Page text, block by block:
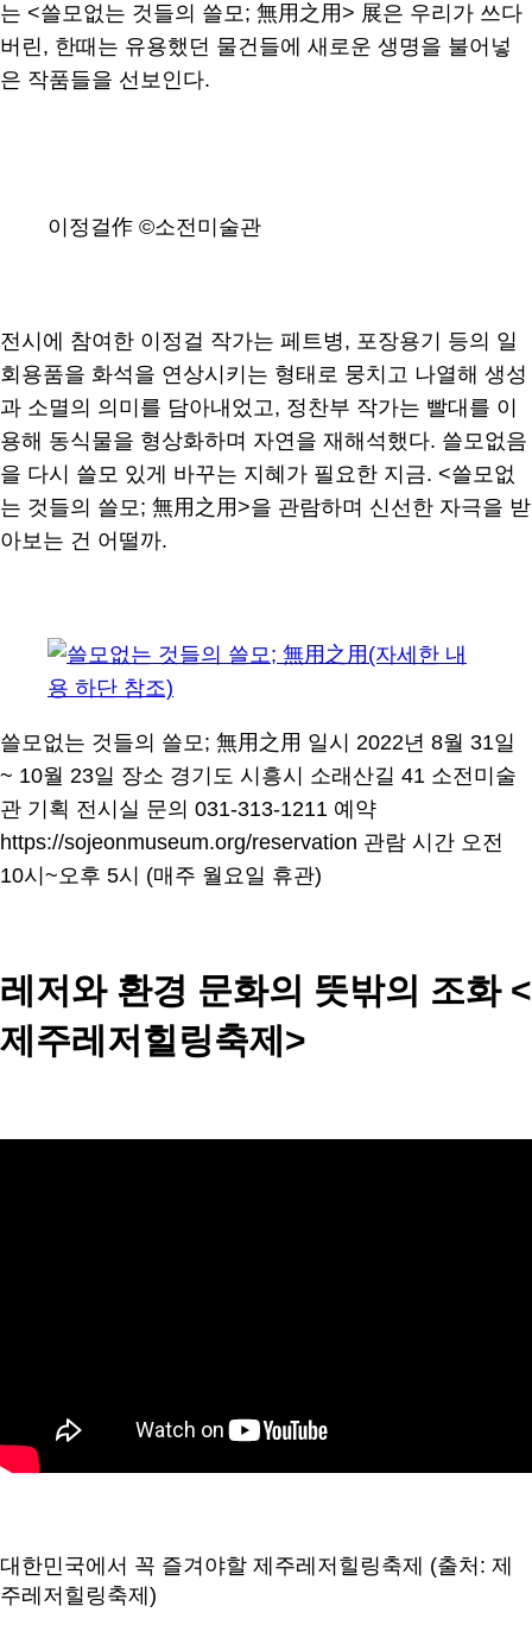
는 <쓸모없는 것들의 쓸모; 無用之用> 展은 우리가 쓰다
버린, 한때는 유용했던 물건들에 새로운 생명을 불어넣
은 작품들을 선보인다.
이정걸作 ©소전미술관
전시에 참여한 이정걸 작가는 페트병, 포장용기 등의 일
회용품을 화석을 연상시키는 형태로 뭉치고 나열해 생성
과 소멸의 의미를 담아내었고, 정찬부 작가는 빨대를 이
용해 동식물을 형상화하며 자연을 재해석했다. 쓸모없음
을 다시 쓸모 있게 바꾸는 지혜가 필요한 지금. <쓸모없
는 것들의 쓸모; 無用之用>을 관람하며 신선한 자극을 받
아보는 건 어떨까.
쓸모없는 것들의 쓸모; 無用之用 일시 2022년 8월 31일
~ 10월 23일 장소 경기도 시흥시 소래산길 41 소전미술
관 기획 전시실 문의 031-313-1211 예약
https://sojeonmuseum.org/reservation 관람 시간 오전
10시~오후 5시 (매주 월요일 휴관)
레저와 환경 문화의 뜻밖의 조화 <
제주레저힐링축제>
대한민국에서 꼭 즐겨야할 제주레저힐링축제 (출처: 제
주레저힐링축제)